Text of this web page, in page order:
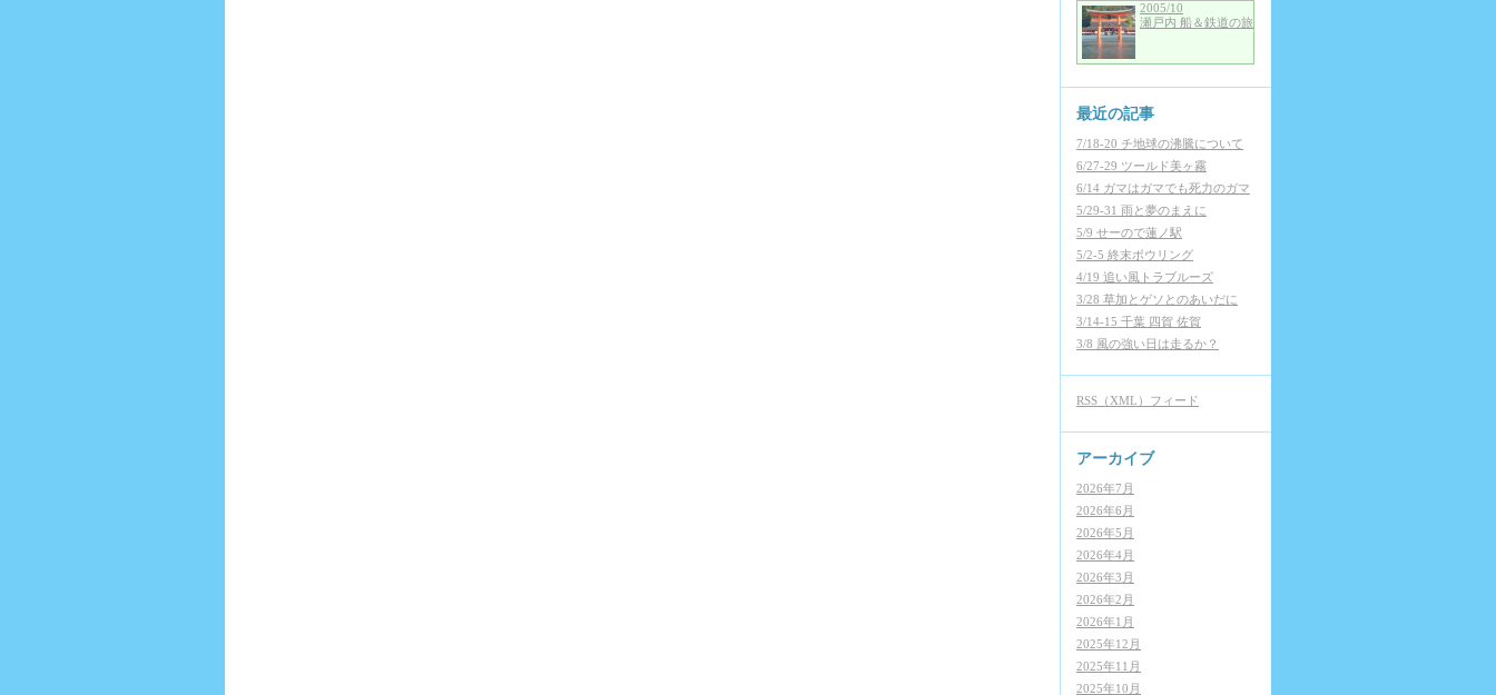
2005/10
瀬戸内 船＆鉄道の旅
最近の記事
7/18-20 チ地球の沸騰について
6/27-29 ツールド美ヶ霧
6/14 ガマはガマでも死力のガマ
5/29-31 雨と夢のまえに
5/9 せーので蓮ノ駅
5/2-5 終末ボウリング
4/19 追い風トラブルーズ
3/28 草加とゲソとのあいだに
3/14-15 千葉 四賀 佐賀
3/8 風の強い日は走るか？
RSS（XML）フィード
アーカイブ
2026年7月
2026年6月
2026年5月
2026年4月
2026年3月
2026年2月
2026年1月
2025年12月
2025年11月
2025年10月